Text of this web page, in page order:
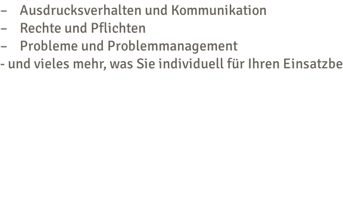
– Ausdrucksverhalten und Kommunikation
– Rechte und Pflichten
– Probleme und Problemmanagement
- und vieles mehr, was Sie individuell für Ihren